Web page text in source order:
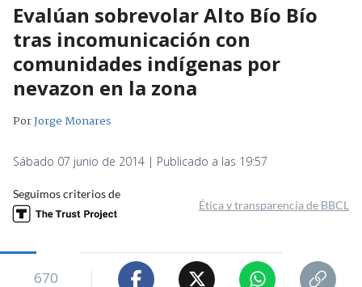
Evalúan sobrevolar Alto Bío Bío
tras incomunicación con
comunidades indígenas por
nevazon en la zona
PorJorge Monares
Sábado 07 junio de 2014 | Publicado a las 19:57
Seguimos criterios de
Ética y transparencia de BBCL
670